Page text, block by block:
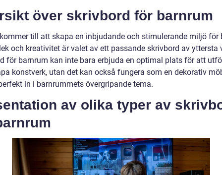
över skrivbord för barnrum
till att skapa en inbjudande och stimulerande miljö för
och kreativitet är valet av ett passande skrivbord av yttersta
för barnrum kan inte bara erbjuda en optimal plats för att
konstverk, utan det kan också fungera som en dekorativ
in i barnrummets övergripande tema.
av olika typer av